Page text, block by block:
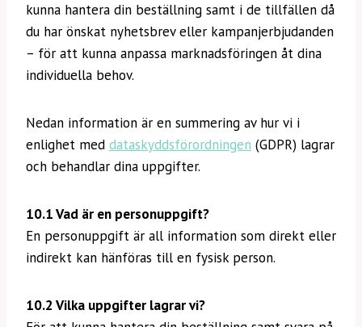
kunna hantera din beställning samt i de tillfällen då
du har önskat nyhetsbrev eller kampanjerbjudanden
– för att kunna anpassa marknadsföringen åt dina
individuella behov.
Nedan information är en summering av hur vi i
enlighet med dataskyddsförordningen (GDPR) lagrar
och behandlar dina uppgifter.
10.1 Vad är en personuppgift?
En personuppgift är all information som direkt eller
indirekt kan hänföras till en fysisk person.
10.2 Vilka uppgifter lagrar vi?